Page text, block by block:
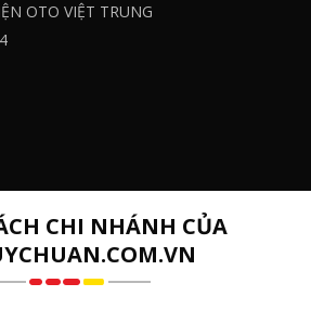
OTO VIỆT TRUNG
CHI NHÁNH CỦA